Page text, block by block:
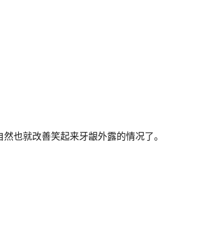
也就改善笑起来牙龈外露的情况了。